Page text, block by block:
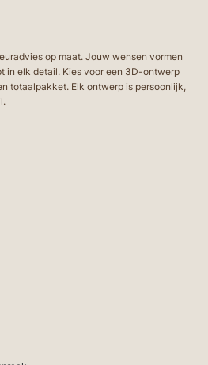
op maat. Jouw wensen vormen
in elk detail. Kies voor een 3D-ontwerp
totaalpakket. Elk ontwerp is persoonlijk,